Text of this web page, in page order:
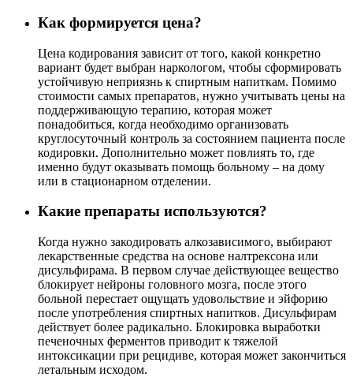
Как формируется цена?
Цена кодирования зависит от того, какой конкретно
вариант будет выбран наркологом, чтобы сформировать
устойчивую неприязнь к спиртным напиткам. Помимо
стоимости самых препаратов, нужно учитывать цены на
поддерживающую терапию, которая может
понадобиться, когда необходимо организовать
круглосуточный контроль за состоянием пациента после
кодировки. Дополнительно может повлиять то, где
именно будут оказывать помощь больному – на дому
или в стационарном отделении.
Какие препараты используются?
Когда нужно закодировать алкозависимого, выбирают
лекарственные средства на основе налтрексона или
дисульфирама. В первом случае действующее вещество
блокирует нейроны головного мозга, после этого
больной перестает ощущать удовольствие и эйфорию
после употребления спиртных напитков. Дисульфирам
действует более радикально. Блокировка выработки
печеночных ферментов приводит к тяжелой
интоксикации при рецидиве, которая может закончиться
летальным исходом.